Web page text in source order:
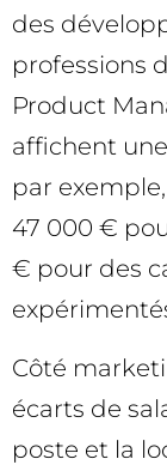
des
professions
Product
affichent
par
47 000 €
€ pour des
Côté
écarts de
poste et la